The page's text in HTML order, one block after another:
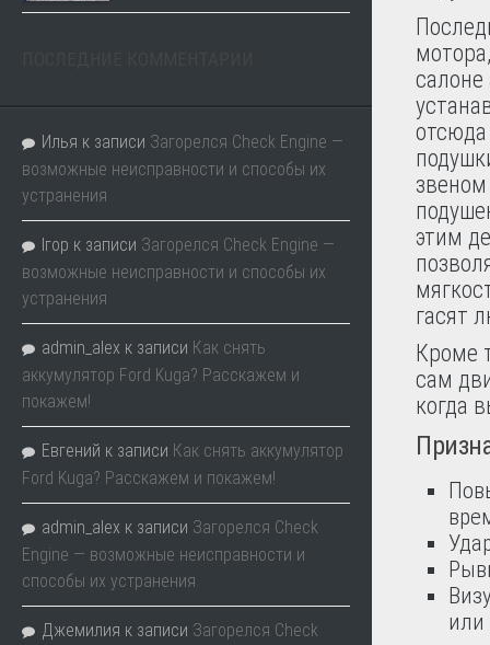
отсюда
этим
гасят
Кроме
сам
когда
или
Илья к записи Загорелся Check Engine —
возможные неисправности и способы их
устранения
Ігор к записи Загорелся Check Engine —
возможные неисправности и способы их
устранения
admin_alex к записи Как снять
аккумулятор Ford Kuga? Расскажем и
покажем!
Евгений к записи Как снять аккумулятор
Ford Kuga? Расскажем и покажем!
admin_alex к записи Загорелся Check
Engine — возможные неисправности и
способы их устранения
Джемилия к записи Загорелся Check